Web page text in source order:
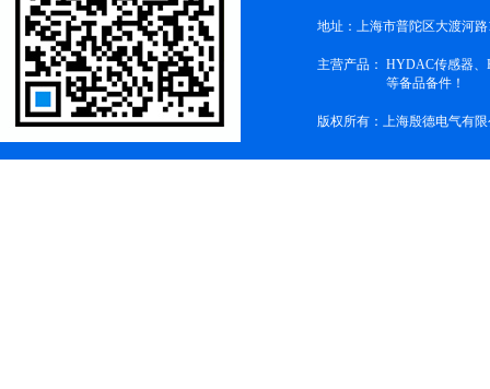
地址：上海市普陀区大渡河路
主营产品： HYDAC传感器、
等备品备件！
版权所有：上海殷德电气有